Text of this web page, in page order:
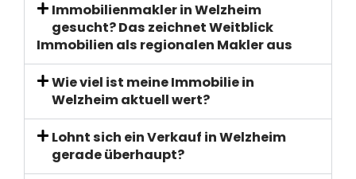
Immobilienmakler in Welzheim
gesucht? Das zeichnet Weitblick
Immobilien als regionalen Makler aus
Wie viel ist meine Immobilie in
Welzheim aktuell wert?
Lohnt sich ein Verkauf in Welzheim
gerade überhaupt?